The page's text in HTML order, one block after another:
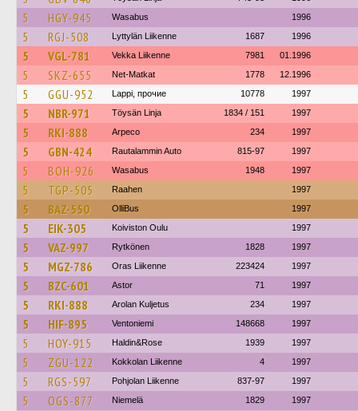
5 HGY-945 Wasabus 1996
5 RGJ-508 Lyttylän Liikenne 1687 1996
5 VGL-781 Vekka Liikenne 7981 01.1996
5 SKZ-655 Net-Matkat 1778 12.1996
5 GGU-952 Lappi, прочие 10778 1997
5 NBR-971 Töysän Linja 1834 / 151 1997
5 RKI-888 Arpeco 234 1997
5 GBN-424 Rautalammin Auto 815-97 1997
5 BOH-926 Wasabus 1948 1997
5 TGP-505 Raahen 1997
5 BAZ-550 OlliBus 1997
5 EIK-305 Koiviston Oulu 1997
5 VAZ-997 Rytkönen 1828 1997
5 MGZ-786 Oras Liikenne 223424 1997
5 BZC-601 Astor 71 1997
5 RKI-888 Arolan Kuljetus 234 1997
5 HIF-895 Ventoniemi 148668 1997
5 HOY-915 Haldin&Rose 1939 1997
5 ZGU-122 Kokkolan Liikenne 4 1997
5 RGS-597 Pohjolan Liikenne 837-97 1997
5 OGS-877 Niemelä 1829 1997